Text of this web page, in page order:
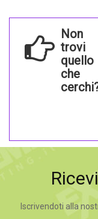
Non
trovi
quello
che
Iscrivendoti alla